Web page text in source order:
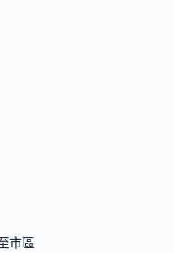
市區